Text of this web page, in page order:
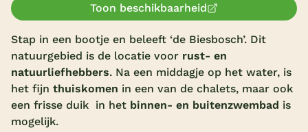
Onze vakantiegidsen
Vakantieparken
Subtropisch zwembad
Overdekt zwembad
Toon beschikbaarheid
Stap in een bootje en beleeft ‘de Biesbosch’. Dit
natuurgebied is de locatie voor rust- en
natuurliefhebbers. Na een middagje op het water, is
het fijn thuiskomen in een van de chalets, maar ook
een frisse duik in het binnen- en buitenzwembad is
mogelijk.